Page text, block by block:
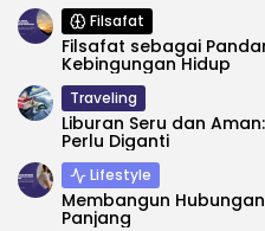
Filsafat
Filsafat sebagai
Kebingungan Hidup
Traveling
Liburan Seru dan
Perlu Diganti
Lifestyle
Membangun
Panjang